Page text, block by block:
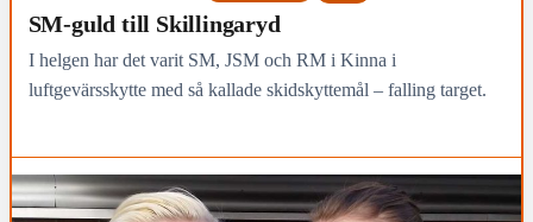
SM-guld till Skillingaryd
I helgen har det varit SM, JSM och RM i Kinna i
luftgevärsskytte med så kallade skidskyttemål – falling target.